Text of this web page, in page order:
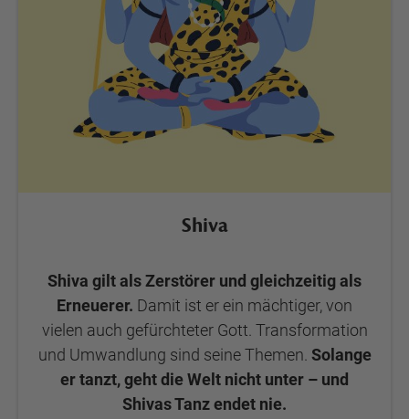
Shiva
Shiva gilt als Zerstörer und gleichzeitig als
Erneuerer. Damit ist er ein mächtiger, von
vielen auch gefürchteter Gott. Transformation
und Umwandlung sind seine Themen. Solange
er tanzt, geht die Welt nicht unter – und
Shivas Tanz endet nie.